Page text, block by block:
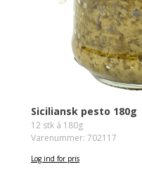
Siciliansk pesto 180g
12 stk á 180g
Varenummer: 702117
Log ind for pris